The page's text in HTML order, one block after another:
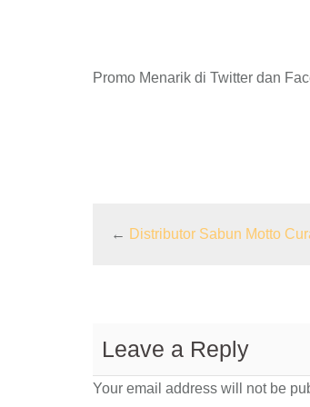
Promo Menarik di Twitter dan
← Distributor Sabun Motto
Leave a Reply
Your email address will not be